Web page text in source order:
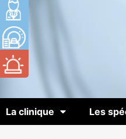
La clinique Les